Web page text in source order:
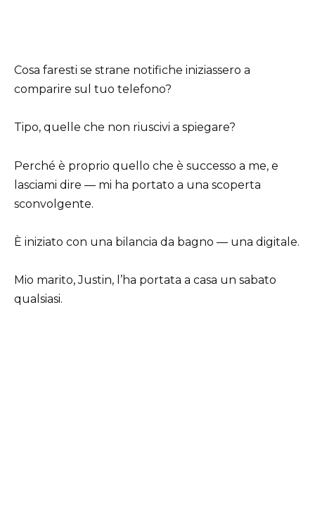
Cosa faresti se strane notifiche iniziassero a
comparire sul tuo telefono?
Tipo, quelle che non riuscivi a spiegare?
Perché è proprio quello che è successo a me, e
lasciami dire — mi ha portato a una scoperta
sconvolgente.
È iniziato con una bilancia da bagno — una digitale.
Mio marito, Justin, l’ha portata a casa un sabato
qualsiasi.